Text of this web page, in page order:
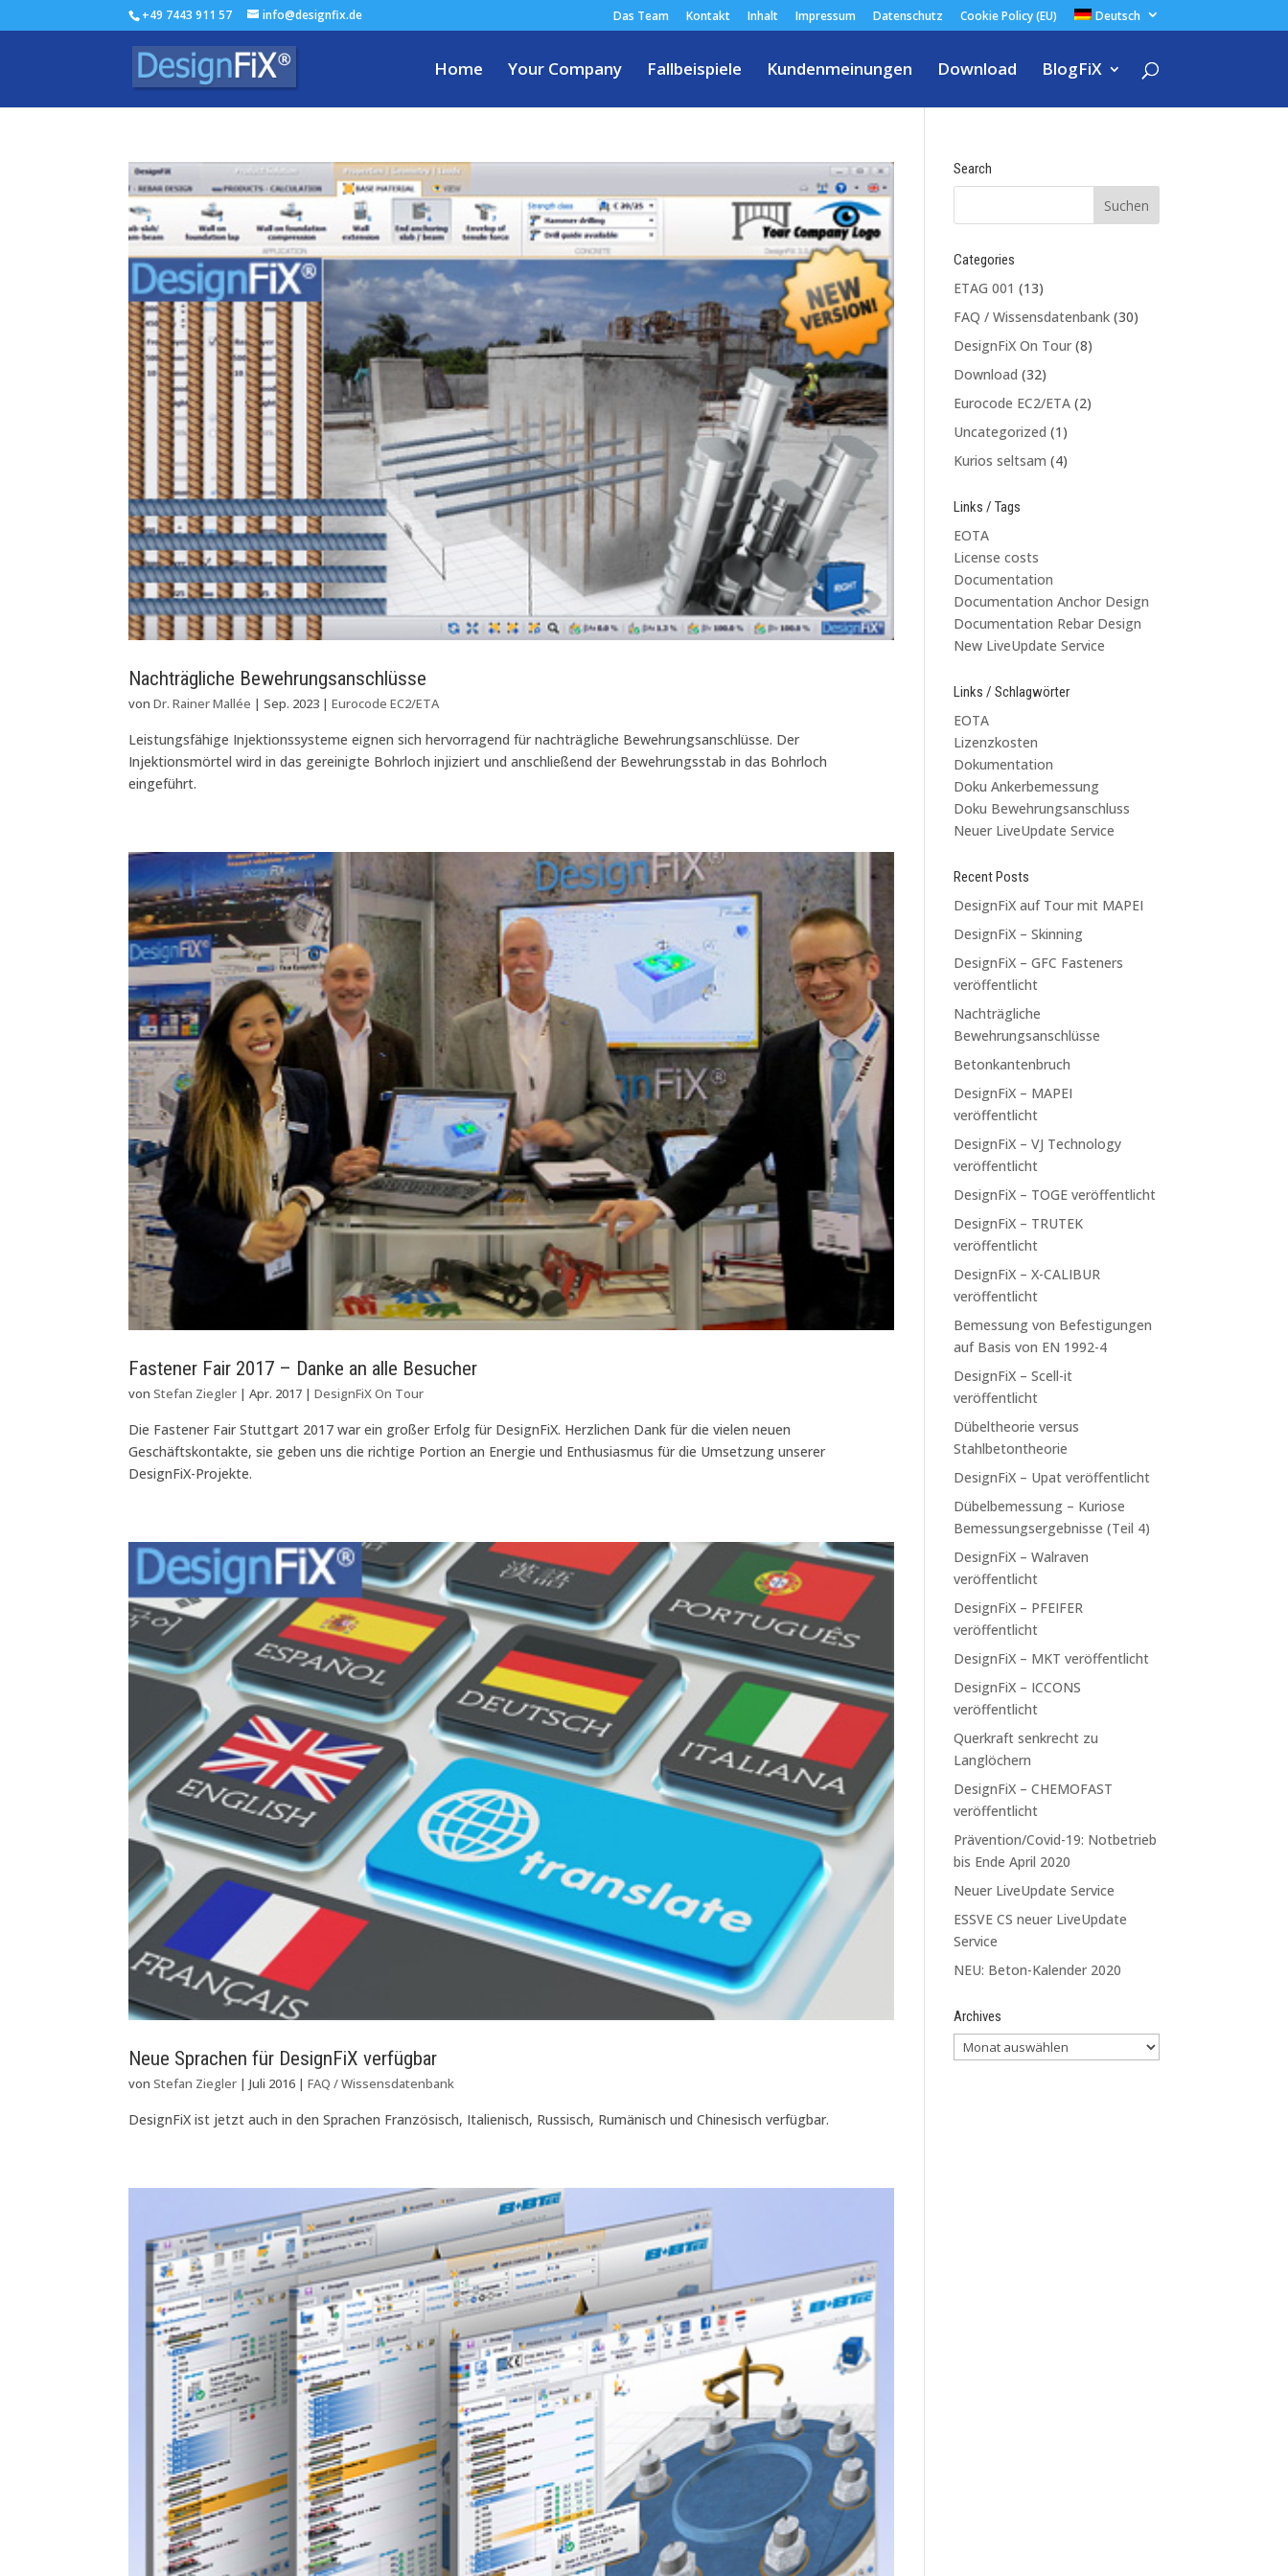
+49 7443 911 57 info@designfix.de Das Team Kontakt Inhalt Impressum Datenschutz Cookie Policy (EU) Deutsch
Home Your Company Fallbeispiele Kundenmeinungen Download BlogFiX
Nachträgliche Bewehrungsanschlüsse
vonDr. Rainer Mallée |Sep. 2023 |Eurocode EC2/ETA
Leistungsfähige Injektionssysteme eignen sich hervorragend für nachträgliche Bewehrungsanschlüsse. Der
Injektionsmörtel wird in das gereinigte Bohrloch injiziert und anschließend der Bewehrungsstab in das Bohrloch
eingeführt.
Fastener Fair 2017 – Danke an alle Besucher
vonStefan Ziegler |Apr. 2017 |DesignFiX On Tour
Die Fastener Fair Stuttgart 2017 war ein großer Erfolg für DesignFiX. Herzlichen Dank für die vielen neuen
Geschäftskontakte, sie geben uns die richtige Portion an Energie und Enthusiasmus für die Umsetzung unserer
DesignFiX-Projekte.
Neue Sprachen für DesignFiX verfügbar
vonStefan Ziegler |Juli 2016 |FAQ / Wissensdatenbank
DesignFiX ist jetzt auch in den Sprachen Französisch, Italienisch, Russisch, Rumänisch und Chinesisch verfügbar.
Search
Categories
ETAG 001 (13)
FAQ / Wissensdatenbank(30)
DesignFiX On Tour(8)
Download (32)
Eurocode EC2/ETA(2)
Uncategorized (1)
Kurios seltsam (4)
Links / Tags
EOTA
License costs
Documentation
Documentation Anchor Design
Documentation Rebar Design
New LiveUpdate Service
Links / Schlagwörter
EOTA
Lizenzkosten
Dokumentation
Doku Ankerbemessung
Doku Bewehrungsanschluss
Neuer LiveUpdate Service
Recent Posts
DesignFiX auf Tour mit MAPEI
DesignFiX – Skinning
DesignFiX – GFC Fasteners
veröffentlicht
Nachträgliche
Bewehrungsanschlüsse
Betonkantenbruch
DesignFiX – MAPEI
veröffentlicht
DesignFiX – VJ Technology
veröffentlicht
DesignFiX – TOGE veröffentlicht
DesignFiX – TRUTEK
veröffentlicht
DesignFiX – X-CALIBUR
veröffentlicht
Bemessung von Befestigungen
auf Basis von EN 1992-4
DesignFiX – Scell-it
veröffentlicht
Dübeltheorie versus
Stahlbetontheorie
DesignFiX – Upat veröffentlicht
Dübelbemessung – Kuriose
Bemessungsergebnisse (Teil 4)
DesignFiX – Walraven
veröffentlicht
DesignFiX – PFEIFER
veröffentlicht
DesignFiX – MKT veröffentlicht
DesignFiX – ICCONS
veröffentlicht
Querkraft senkrecht zu
Langlöchern
DesignFiX – CHEMOFAST
veröffentlicht
Prävention/Covid-19: Notbetrieb
bis Ende April 2020
Neuer LiveUpdate Service
ESSVE CS neuer LiveUpdate
Service
NEU: Beton-Kalender 2020
Archives